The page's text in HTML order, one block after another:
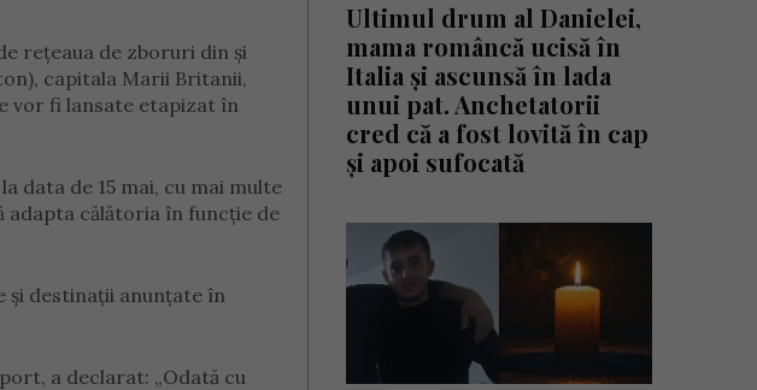
rețeaua de zboruri din și
capitala Marii Britanii,
vor fi lansate etapizat în
data de 15 mai, cu mai multe
adapta călătoria în funcție de
și destinații anunțate în
a declarat: „Odată cu
Ultimul drum al Danielei,
mama româncă ucisă în
Italia și ascunsă în lada
unui pat. Anchetatorii
cred că a fost lovită în cap
și apoi sufocată